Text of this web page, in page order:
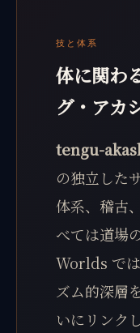
技と体系
体に関わ
グ・アカ
tengu-
の独立した
体系、稽古
べては道場
Worlds で
ズム的深層
いにリンク